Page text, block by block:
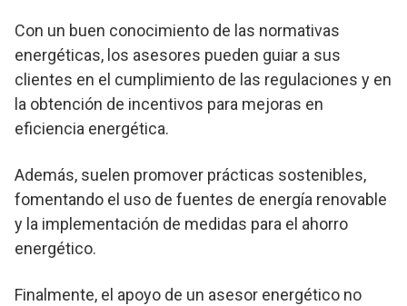
Con un buen conocimiento de las normativas
energéticas, los asesores pueden guiar a sus
clientes en el cumplimiento de las regulaciones y en
la obtención de incentivos para mejoras en
eficiencia energética.
Además, suelen promover prácticas sostenibles,
fomentando el uso de fuentes de energía renovable
y la implementación de medidas para el ahorro
energético.
Finalmente, el apoyo de un asesor energético no